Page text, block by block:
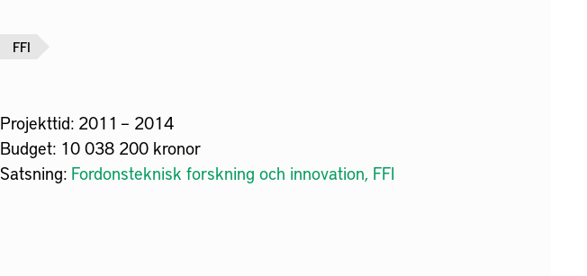
FFI
Projekttid: 2011 – 2014
Budget: 10 038 200 kronor
Satsning: Fordonsteknisk forskning och innovation, FFI